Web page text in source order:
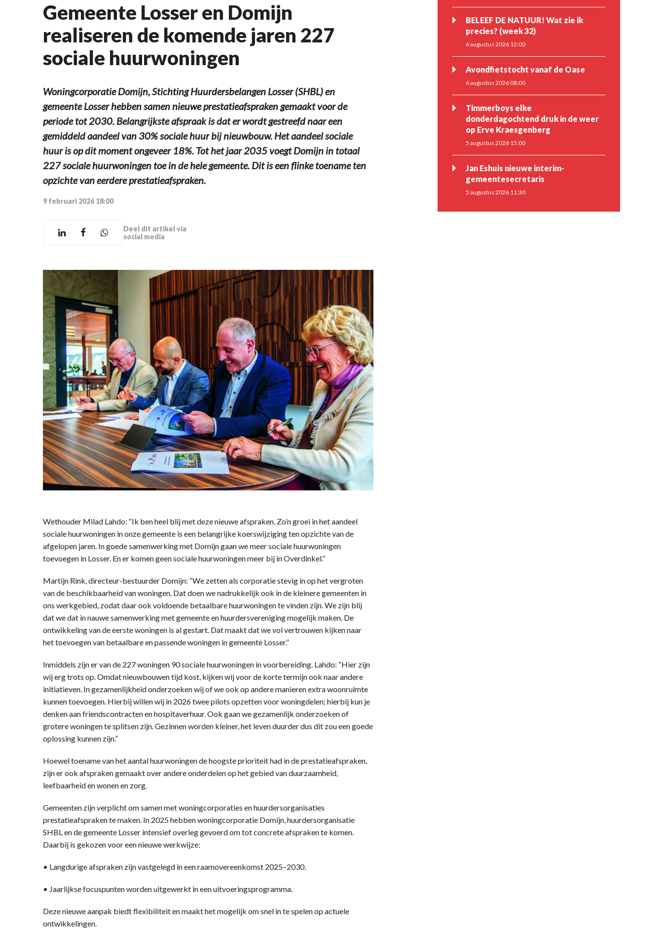
Gemeente Losser en Domijn
realiseren de komende jaren 227
sociale huurwoningen
Woningcorporatie Domijn, Stichting Huurdersbelangen Losser (SHBL) en
gemeente Losser hebben samen nieuwe prestatieafspraken gemaakt voor de
periode tot 2030. Belangrijkste afspraak is dat er wordt gestreefd naar een
gemiddeld aandeel van 30% sociale huur bij nieuwbouw. Het aandeel sociale
huur is op dit moment ongeveer 18%. Tot het jaar 2035 voegt Domijn in totaal
227 sociale huurwoningen toe in de hele gemeente. Dit is een flinke toename ten
opzichte van eerdere prestatieafspraken.
9 februari 2026 18:00
Deel dit artikel via
social media
Wethouder Milad Lahdo: “Ik ben heel blij met deze nieuwe afspraken. Zo’n groei in het aandeel
sociale huurwoningen in onze gemeente is een belangrijke koerswijziging ten opzichte van de
afgelopen jaren. In goede samenwerking met Domijn gaan we meer sociale huurwoningen
toevoegen in Losser. En er komen geen sociale huurwoningen meer bij in Overdinkel.”
Martijn Rink, directeur-bestuurder Domijn: “We zetten als corporatie stevig in op het vergroten
van de beschikbaarheid van woningen. Dat doen we nadrukkelijk ook in de kleinere gemeenten in
ons werkgebied, zodat daar ook voldoende betaalbare huurwoningen te vinden zijn. We zijn blij
dat we dat in nauwe samenwerking met gemeente en huurdersvereniging mogelijk maken. De
ontwikkeling van de eerste woningen is al gestart. Dat maakt dat we vol vertrouwen kijken naar
het toevoegen van betaalbare en passende woningen in gemeente Losser.”
Inmiddels zijn er van de 227 woningen 90 sociale huurwoningen in voorbereiding. Lahdo: “Hier zijn
wij erg trots op. Omdat nieuwbouwen tijd kost, kijken wij voor de korte termijn ook naar andere
initiatieven. In gezamenlijkheid onderzoeken wij of we ook op andere manieren extra woonruimte
kunnen toevoegen. Hierbij willen wij in 2026 twee pilots opzetten voor woningdelen; hierbij kun je
denken aan friendscontracten en hospitaverhuur. Ook gaan we gezamenlijk onderzoeken of
grotere woningen te splitsen zijn. Gezinnen worden kleiner, het leven duurder dus dit zou een goede
oplossing kunnen zijn.”
Hoewel toename van het aantal huurwoningen de hoogste prioriteit had in de prestatieafspraken,
zijn er ook afspraken gemaakt over andere onderdelen op het gebied van duurzaamheid,
leefbaarheid en wonen en zorg.
Gemeenten zijn verplicht om samen met woningcorporaties en huurdersorganisaties
prestatieafspraken te maken. In 2025 hebben woningcorporatie Domijn, huurdersorganisatie
SHBL en de gemeente Losser intensief overleg gevoerd om tot concrete afspraken te komen.
Daarbij is gekozen voor een nieuwe werkwijze:
• Langdurige afspraken zijn vastgelegd in een raamovereenkomst 2025–2030.
• Jaarlijkse focuspunten worden uitgewerkt in een uitvoeringsprogramma.
Deze nieuwe aanpak biedt flexibiliteit en maakt het mogelijk om snel in te spelen op actuele
ontwikkelingen.
BELEEF DE NATUUR! Wat zie ik
precies? (week 32)
6 augustus 2026 12:00
Avondfietstocht vanaf de Oase
6 augustus 2026 08:00
Timmerboys elke
donderdagochtend druk in de weer
op Erve Kraesgenberg
5 augustus 2026 15:00
Jan Eshuis nieuwe interim-
gemeentesecretaris
5 augustus 2026 11:30